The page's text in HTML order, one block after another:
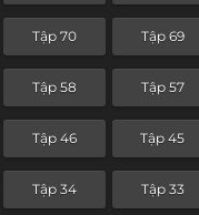
Tập 70 Tập 69
Tập 58 Tập 57
Tập 46 Tập 45
Tập 34 Tập 33